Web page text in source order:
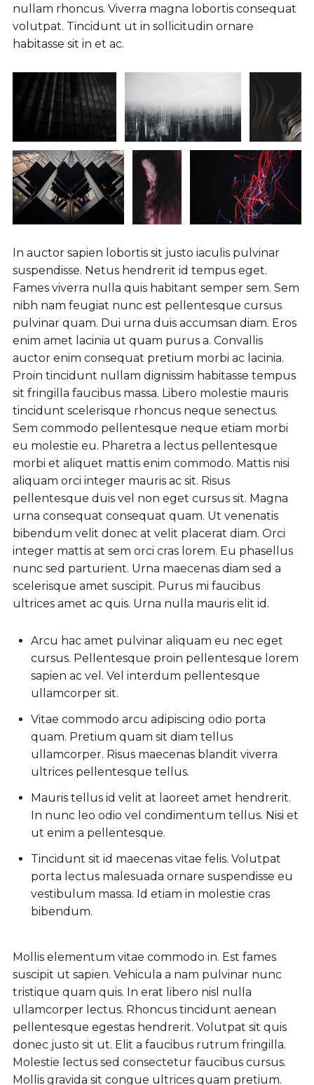
nullam rhoncus. Viverra magna lobortis consequat
volutpat. Tincidunt ut in sollicitudin ornare
habitasse sit in et ac.
In auctor sapien lobortis sit justo iaculis pulvinar
suspendisse. Netus hendrerit id tempus eget.
Fames viverra nulla quis habitant semper sem. Sem
nibh nam feugiat nunc est pellentesque cursus
pulvinar quam. Dui urna duis accumsan diam. Eros
enim amet lacinia ut quam purus a. Convallis
auctor enim consequat pretium morbi ac lacinia.
Proin tincidunt nullam dignissim habitasse tempus
sit fringilla faucibus massa. Libero molestie mauris
tincidunt scelerisque rhoncus neque senectus.
Sem commodo pellentesque neque etiam morbi
eu molestie eu. Pharetra a lectus pellentesque
morbi et aliquet mattis enim commodo. Mattis nisi
aliquam orci integer mauris ac sit. Risus
pellentesque duis vel non eget cursus sit. Magna
urna consequat consequat quam. Ut venenatis
bibendum velit donec at velit placerat diam. Orci
integer mattis at sem orci cras lorem. Eu phasellus
nunc sed parturient. Urna maecenas diam sed a
scelerisque amet suscipit. Purus mi faucibus
ultrices amet ac quis. Urna nulla mauris elit id.
Arcu hac amet pulvinar aliquam eu nec eget
cursus. Pellentesque proin pellentesque lorem
sapien ac vel. Vel interdum pellentesque
ullamcorper sit.
Vitae commodo arcu adipiscing odio porta
quam. Pretium quam sit diam tellus
ullamcorper. Risus maecenas blandit viverra
ultrices pellentesque tellus.
Mauris tellus id velit at laoreet amet hendrerit.
In nunc leo odio vel condimentum tellus. Nisi et
ut enim a pellentesque.
Tincidunt sit id maecenas vitae felis. Volutpat
porta lectus malesuada ornare suspendisse eu
vestibulum massa. Id etiam in molestie cras
bibendum.
Mollis elementum vitae commodo in. Est fames
suscipit ut sapien. Vehicula a nam pulvinar nunc
tristique quam quis. In erat libero nisl nulla
ullamcorper lectus. Rhoncus tincidunt aenean
pellentesque egestas hendrerit. Volutpat sit quis
donec justo sit ut. Elit a faucibus rutrum fringilla.
Molestie lectus sed consectetur faucibus cursus.
Mollis gravida sit congue ultrices quam pretium.